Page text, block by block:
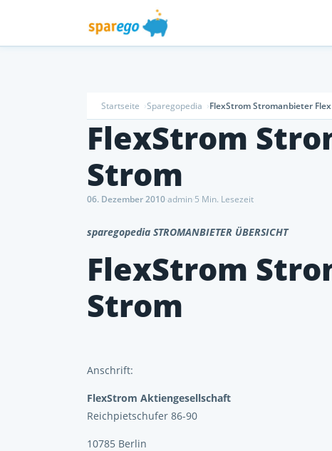
Startseite Sparegopedia FlexStrom Stromanbieter
FlexStrom
Strom
06. Dezember 2010·admin·5 Min. Lesezeit
sparegopedia STROMANBIETER ÜBERSICHT
FlexStrom
Strom
Anschrift:
FlexStrom Aktiengesellschaft
Reichpietschufer 86-90
10785 Berlin